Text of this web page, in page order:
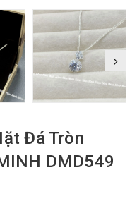
Đá Tròn
DMD549